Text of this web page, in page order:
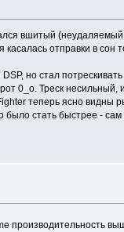
вшитый
отправки в
но стал
0_о. Треск
теперь ясно
стать быстрее -
производительность